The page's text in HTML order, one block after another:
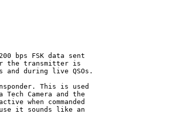
bps FSK data sent
the transmitter is
and during live QSOs.
This is used
Tech Camera and the
when commanded
it sounds like an